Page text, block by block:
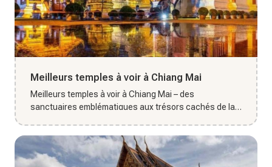
Meilleurs temples à voir à Chiang Mai
Meilleurs temples à voir à Chiang Mai – des
sanctuaires emblématiques aux trésors cachés de la